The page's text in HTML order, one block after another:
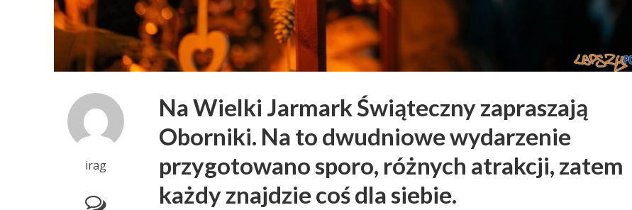
irag
Na Wielki Jarmark Świąteczny zapraszają
Oborniki. Na to dwudniowe wydarzenie
przygotowano sporo, różnych atrakcji, zatem
każdy znajdzie coś dla siebie.